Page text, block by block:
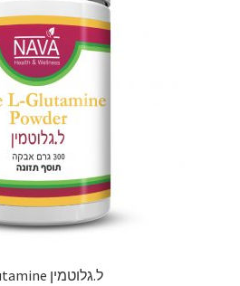
ל.גלוטמין l-glutamine